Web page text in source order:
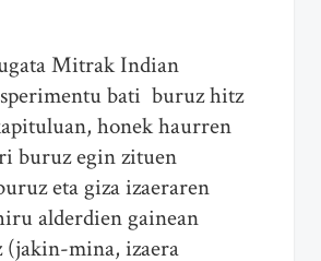
Mitrak Indian
bati buruz hitz
honek haurren
buruz egin zituen
eta giza izaeraren
alderdien gainean
(jakin-mina, izaera